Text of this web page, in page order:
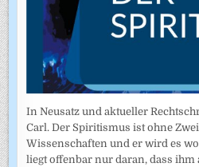
In Neusatz und aktueller
Carl. Der Spiritismus ist ohne
Wissenschaften und er wird es
liegt offenbar nur daran, dass